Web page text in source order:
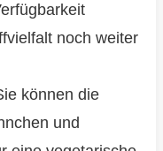
noch weiter
können die
und